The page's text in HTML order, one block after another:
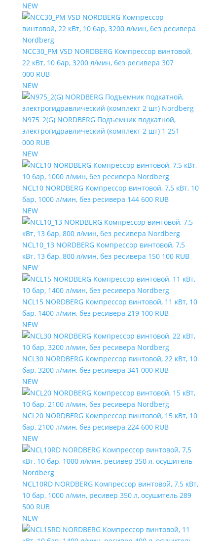
NEW
NCC30_PM VSD NORDBERG Компрессор винтовой,
22 кВт, 10 бар, 3200 л/мин, без ресивера 307
000 RUB
NEW
N975_2(G) NORDBERG Подъемник подкатной,
электрогидравлический (комплект 2 шт) 1 251
000 RUB
NEW
NCL10 NORDBERG Компрессор винтовой, 7,5 кВт, 10
бар, 1000 л/мин, без ресивера 144 600 RUB
NEW
NCL10_13 NORDBERG Компрессор винтовой, 7,5
кВт, 13 бар, 800 л/мин, без ресивера 150 100 RUB
NEW
NCL15 NORDBERG Компрессор винтовой, 11 кВт, 10
бар, 1400 л/мин, без ресивера 219 100 RUB
NEW
NCL30 NORDBERG Компрессор винтовой, 22 кВт, 10
бар, 3200 л/мин, без ресивера 341 000 RUB
NEW
NCL20 NORDBERG Компрессор винтовой, 15 кВт, 10
бар, 2100 л/мин, без ресивера 224 600 RUB
NEW
NCL10RD NORDBERG Компрессор винтовой, 7,5 кВт,
10 бар, 1000 л/мин, ресивер 350 л, осушитель 289
500 RUB
NEW